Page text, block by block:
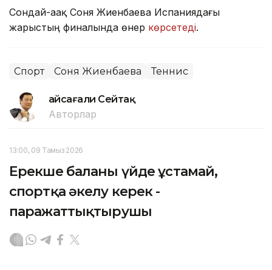
Сондай-аақ Соня Жиенбаева Испаниядағы
жарыстың финалында өнер көрсетеді.
Спорт Соня Жиенбаева Теннис
Ғайсағали Сейтақ
Авторлар
13:00, 09 Тамыз 2026
Ерекше баланы үйде ұстамай,
спортқа әкелу керек -
паражаттықтырушы